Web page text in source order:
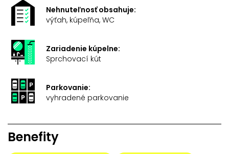
Nehnuteľnosť obsahuje:
výťah, kúpeľňa, WC
Zariadenie kúpelne:
Sprchovací kút
Parkovanie:
vyhradené parkovanie
Benefity